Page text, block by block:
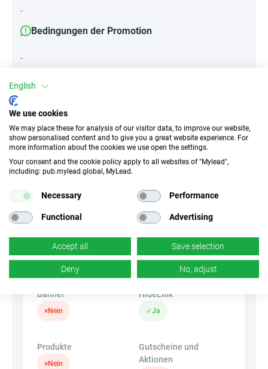
-
Bedingungen der Promotion
-
Attribute
||Geräte||
Mobile Geräte
Desktop Tablet
Unerlaubter
k.A.
k.A.
×Nein
Banner
×Nein
HideLink
✓Ja
Produkte
×Nein
Gutscheine und
Aktionen
English
We use cookies
We may place these for analysis of our visitor data, to improve our website,
show personalised content and to give you a great website experience. For
more information about the cookies we use open the settings.
Your consent and the cookie policy apply to all websites of "Mylead",
including: pub.mylead.global, MyLead.
Necessary Performance
Functional Advertising
Accept all Save selection
Deny No, adjust